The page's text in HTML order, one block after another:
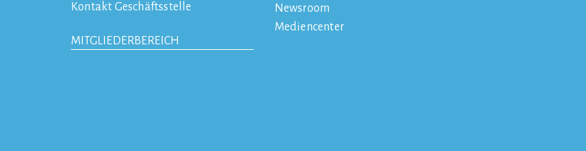
Kontakt Geschäftsstelle
MITGLIEDERBEREICH
Newsroom
Mediencenter